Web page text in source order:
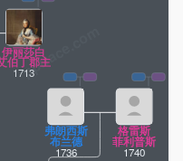
弗朗西斯
布兰德
1736
格雷斯
菲利普斯
1740
伊丽莎白
艾伯丁郡主
1713